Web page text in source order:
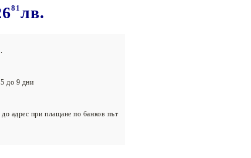
спортно оборудване
81 лв.
до 9 дни
до адрес при плащане по банков път